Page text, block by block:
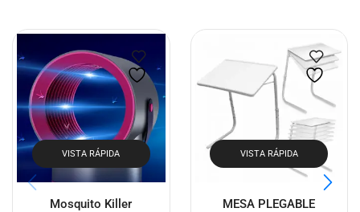
VISTA RÁPIDA
Mosquito Killer
VISTA RÁPIDA
MESA PLEGABLE